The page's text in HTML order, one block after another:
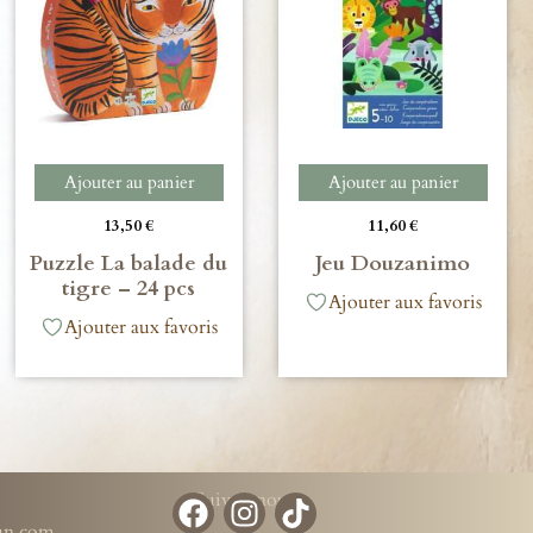
Ajouter au panier
13,50€
Puzzle La balade du
tigre – 24 pcs
Ajouter aux favoris
Ajouter au panier
11,60€
Jeu Douzanimo
Ajouter aux favoris
Suivez-nous